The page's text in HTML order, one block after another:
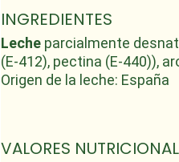
INGREDIENTES
Leche parcialmente
(E-412), pectina (E-440)),
Origen de la leche: España
VALORES